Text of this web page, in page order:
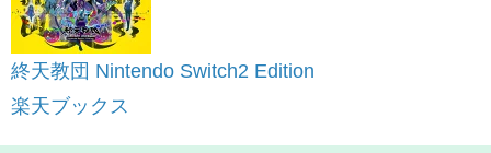
終天教団 Nintendo Switch2 Edition
楽天ブックス